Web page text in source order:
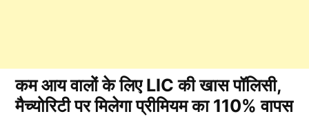
कम आय वालों के लिए LIC की खास पॉलिसी,
मैच्योरिटी पर मिलेगा प्रीमियम का 110% वापस